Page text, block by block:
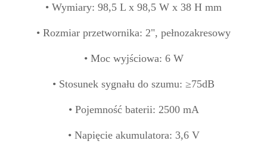
• Wymiary: 98,5 L x 98,5 W x 38 H mm
• Rozmiar przetwornika: 2", pełnozakresowy
• Moc wyjściowa: 6 W
• Stosunek sygnału do szumu: ≥75dB
• Pojemność baterii: 2500 mA
• Napięcie akumulatora: 3,6 V